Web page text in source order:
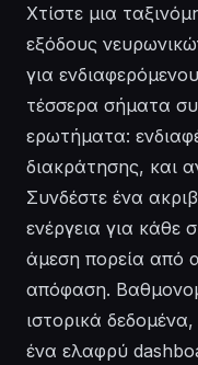
Χτίστε μια
εξόδους
για
τέσσερα σήματα
ερωτήματα:
διακράτησης, και
Συνδέστε ένα
ενέργεια για κάθε
άμεση πορεία από
απόφαση.
ιστορικά
ένα ελαφρύ